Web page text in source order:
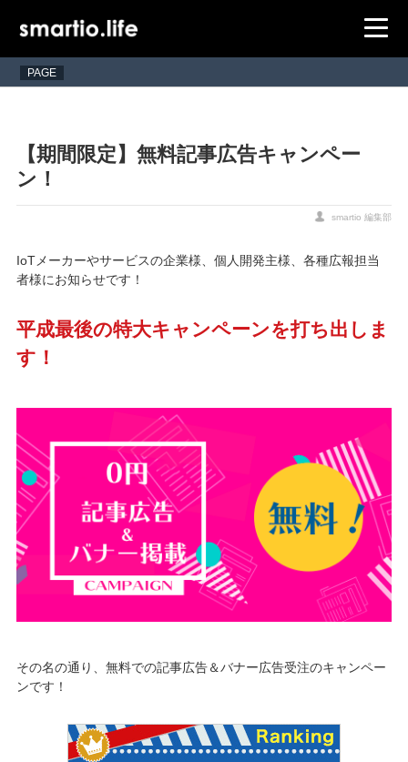
PAGE
【期間限定】無料記事広告キャンペー
ン！
smartio 編集部
IoTメーカーやサービスの企業様、個人開発主様、各種広報担当
者様にお知らせです！
平成最後の特大キャンペーンを打ち出しま
す！
その名の通り、無料での記事広告＆バナー広告受注のキャンペー
ンです！